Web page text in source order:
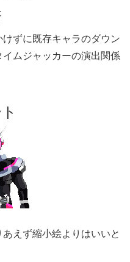
ずに既存キャラのダウン
ムジャッカーの演出関係
えず縮小絵よりはいいと